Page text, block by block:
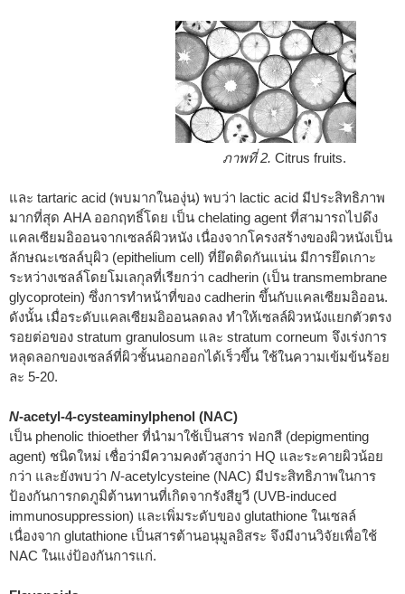
ภาพที่ 2. Citrus fruits.
และ tartaric acid (พบมากในองุ่น) พบว่า lactic acid มีประสิทธิภาพ
มากที่สุด AHA ออกฤทธิ์โดย เป็น chelating agent ที่สามารถไปดึง
แคลเซียมอิออนจากเซลล์ผิวหนัง เนื่องจากโครงสร้างของผิวหนังเป็น
ลักษณะเซลล์บุผิว (epithelium cell) ที่ยึดติดกันแน่น มีการยึดเกาะ
ระหว่างเซลล์โดยโมเลกุลที่เรียกว่า cadherin (เป็น transmembrane
glycoprotein) ซึ่งการทำหน้าที่ของ cadherin ขึ้นกับแคลเซียมอิออน.
ดังนั้น เมื่อระดับแคลเซียมอิออนลดลง ทำให้เซลล์ผิวหนังแยกตัวตรง
รอยต่อของ stratum granulosum และ stratum corneum จึงเร่งการ
หลุดลอกของเซลล์ที่ผิวชั้นนอกออกได้เร็วขึ้น ใช้ในความเข้มข้นร้อย
ละ 5-20.
N-acetyl-4-cysteaminylphenol (NAC)
เป็น phenolic thioether ที่นำมาใช้เป็นสาร ฟอกสี (depigmenting
agent) ชนิดใหม่ เชื่อว่ามีความคงตัวสูงกว่า HQ และระคายผิวน้อย
กว่า และยังพบว่า N-acetylcysteine (NAC) มีประสิทธิภาพในการ
ป้องกันการกดภูมิต้านทานที่เกิดจากรังสียูวี (UVB-induced
immunosuppression) และเพิ่มระดับของ glutathione ในเซลล์
เนื่องจาก glutathione เป็นสารต้านอนุมูลอิสระ จึงมีงานวิจัยเพื่อใช้
NAC ในแง่ป้องกันการแก่.